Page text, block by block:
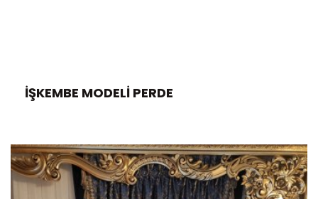
İŞKEMBE MODELI PERDE